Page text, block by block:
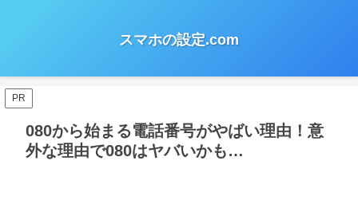
スマホの設定.com
PR
080から始まる電話番号がやばい理由！意
外な理由で080はヤバいかも…